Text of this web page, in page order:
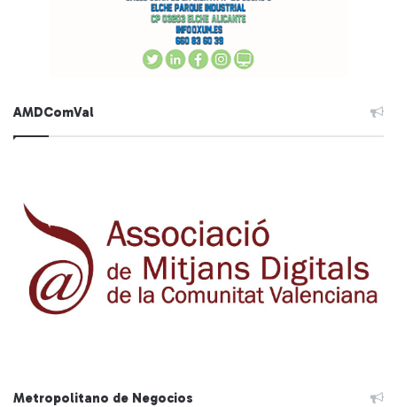
AMDComVal
Metropolitano de Negocios